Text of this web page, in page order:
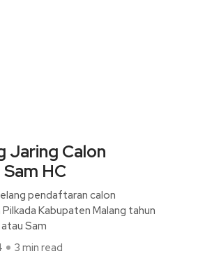
Jaring Calon
HC
pendaftaran calon
Kabupaten Malang tahun
Sam
3 min read